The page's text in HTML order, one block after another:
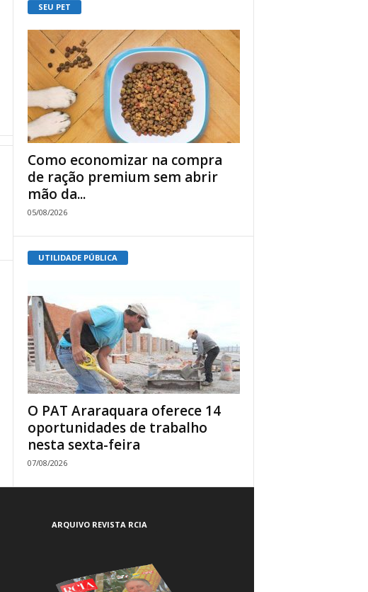
SEU PET
Como economizar na compra
de ração premium sem abrir
mão da...
05/08/2026
UTILIDADE PÚBLICA
O PAT Araraquara oferece 14
oportunidades de trabalho
nesta sexta-feira
07/08/2026
ARQUIVO REVISTA RCIA